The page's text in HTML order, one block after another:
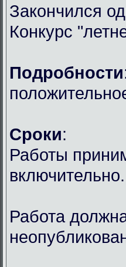
Закончился
Конкурс
Подробности
Сроки:
Работы
включительно.
Работа